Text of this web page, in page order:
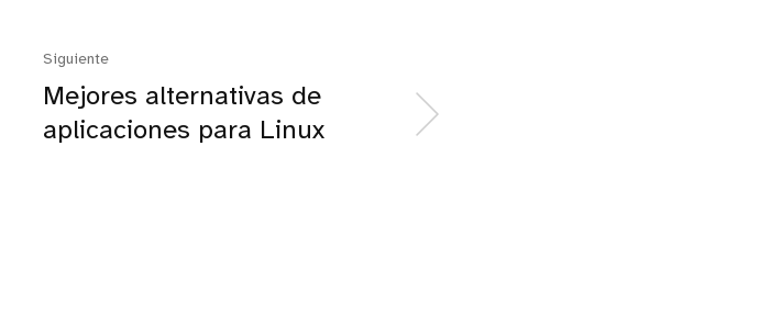
Siguiente
Mejores alternativas de
aplicaciones para Linux